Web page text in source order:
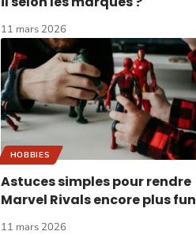
11 mars 2026
HOBBIES
Astuces simples pour rendre
Marvel Rivals encore plus fun
11 mars 2026